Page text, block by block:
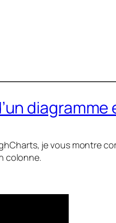
diagramme
je vous montre
colonne.